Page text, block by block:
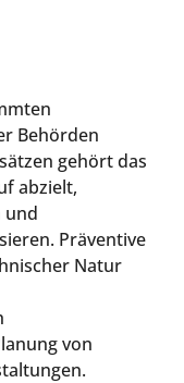
Behörden
gehört das
abzielt,
und
Präventive
Natur
von